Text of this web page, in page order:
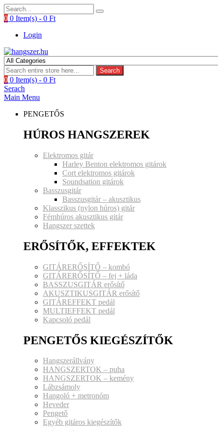
0 0 Item(s) - 0 Ft
Login
Search
0 0 Item(s) - 0 Ft
Serach
Main Menu
PENGETŐS
HÚROS HANGSZEREK
Elektromos gitár
Harley Benton elektromos gitárok
Cort elektromos gitárok
Soundsation gitárok
Basszusgitár
Basszusgitár – akusztikus
Klasszikus (nylon húros) gitár
Fémhúros akusztikus gitár
Hangszer szettek
ERŐSÍTŐK, EFFEKTEK
GITÁRERŐSÍTŐ – kombó
GITÁRERŐSÍTŐ – fej + láda
BASSZUSGITÁR erősítő
AKUSZTIKUSGITÁR erősítő
GITÁREFFEKT pedál
MULTIEFFEKT pedál
Kapcsoló pedál
PENGETŐS KIEGÉSZÍTŐK
Hangszerállvány
HANGSZERTOK – puha
HANGSZERTOK – kemény
Lábzsámoly
Hangoló + metronóm
Heveder
Pengető
Egyéb gitáros kiegészítők